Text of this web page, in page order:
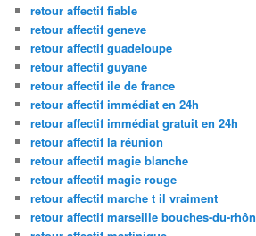
retour affectif fiable
retour affectif geneve
retour affectif guadeloupe
retour affectif guyane
retour affectif ile de france
retour affectif immédiat en 24h
retour affectif immédiat gratuit en 24h
retour affectif la réunion
retour affectif magie blanche
retour affectif magie rouge
retour affectif marche t il vraiment
retour affectif marseille bouches-du-